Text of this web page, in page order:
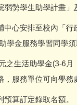
勢學生助學計畫
中心安排至校內「
學金服務學習同學
之生活助學金(3-6
服務單位可向學務
算訂定錄取名額。